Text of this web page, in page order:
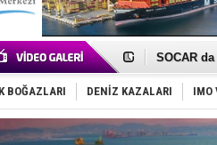
Taksi
SOCAR da
Dünyanın
BOĞAZLARI DENİZ KAZALARI IMO